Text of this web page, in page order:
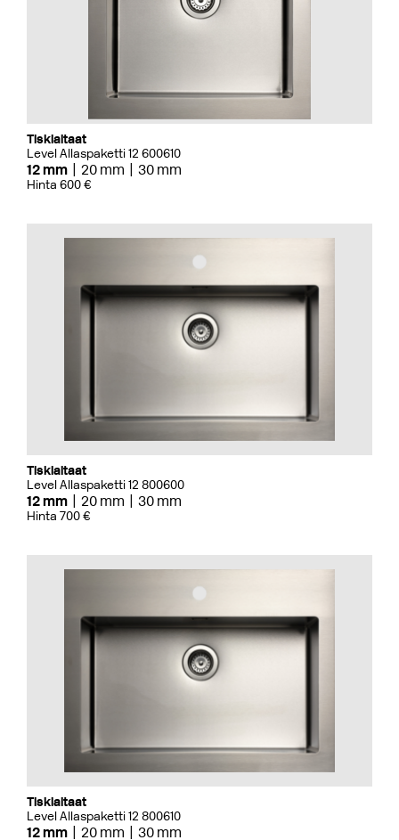
Tiskialtaat
Level Allaspaketti 12 600610
12 mm 20 mm 30 mm
Hinta 600 €
Tiskialtaat
Level Allaspaketti 12 800600
12 mm 20 mm 30 mm
Hinta 700 €
Tiskialtaat
Level Allaspaketti 12 800610
12 mm 20 mm 30 mm